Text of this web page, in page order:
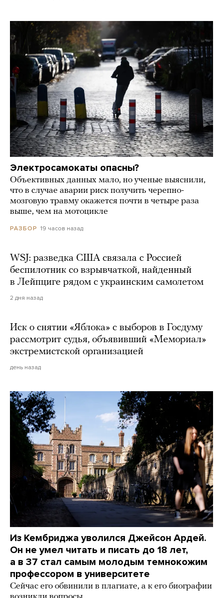
Электросамокаты опасны?
Объективных данных мало, но ученые выяснили,
что в случае аварии риск получить черепно-
мозговую травму окажется почти в четыре раза
выше, чем на мотоцикле
РАЗБОР 19 часов назад
WSJ: разведка США связала с Россией
беспилотник со взрывчаткой, найденный
в Лейпциге рядом с украинским самолетом
2 дня назад
Иск о снятии «Яблока» с выборов в Госдуму
рассмотрит судья, объявивший «Мемориал»
экстремистской организацией
день назад
Из Кембриджа уволился Джейсон Ардей.
Он не умел читать и писать до 18 лет,
а в 37 стал самым молодым темнокожим
профессором в университете
Сейчас его обвинили в плагиате, а к его биографии